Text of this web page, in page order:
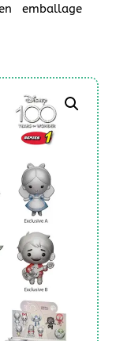
emballage